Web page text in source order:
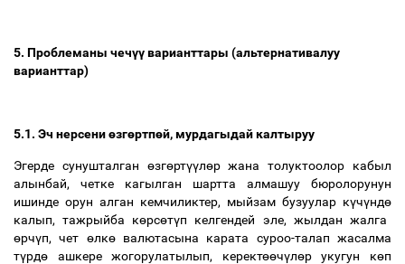
5. Проблеманы чечүүварианттары (альтернативалуу
варианттар)
5.1. Эч нерсениөзгөртпөй, мурдагыдай калтыруу
Эгерде сунушталган өзгөртүүлөр жана толуктоолор кабыл
алынбай, четке кагылган шартта алмашуу бюролорунун
ишинде орун алган кемчиликтер, мыйзам бузуулар күчүндө
калып, тажрыйба көрсөтүп келгендей эле, жылдан жалга
өрчүп, чет өлкөвалютасына карата суроо-талап жасалма
түрдө ашкере жогорулатылып, керектөөчүлөр укугун көп